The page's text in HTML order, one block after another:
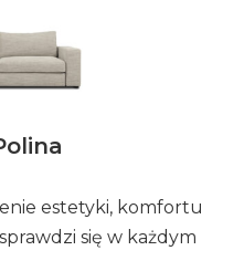
estetyki, komfortu
się w każdym